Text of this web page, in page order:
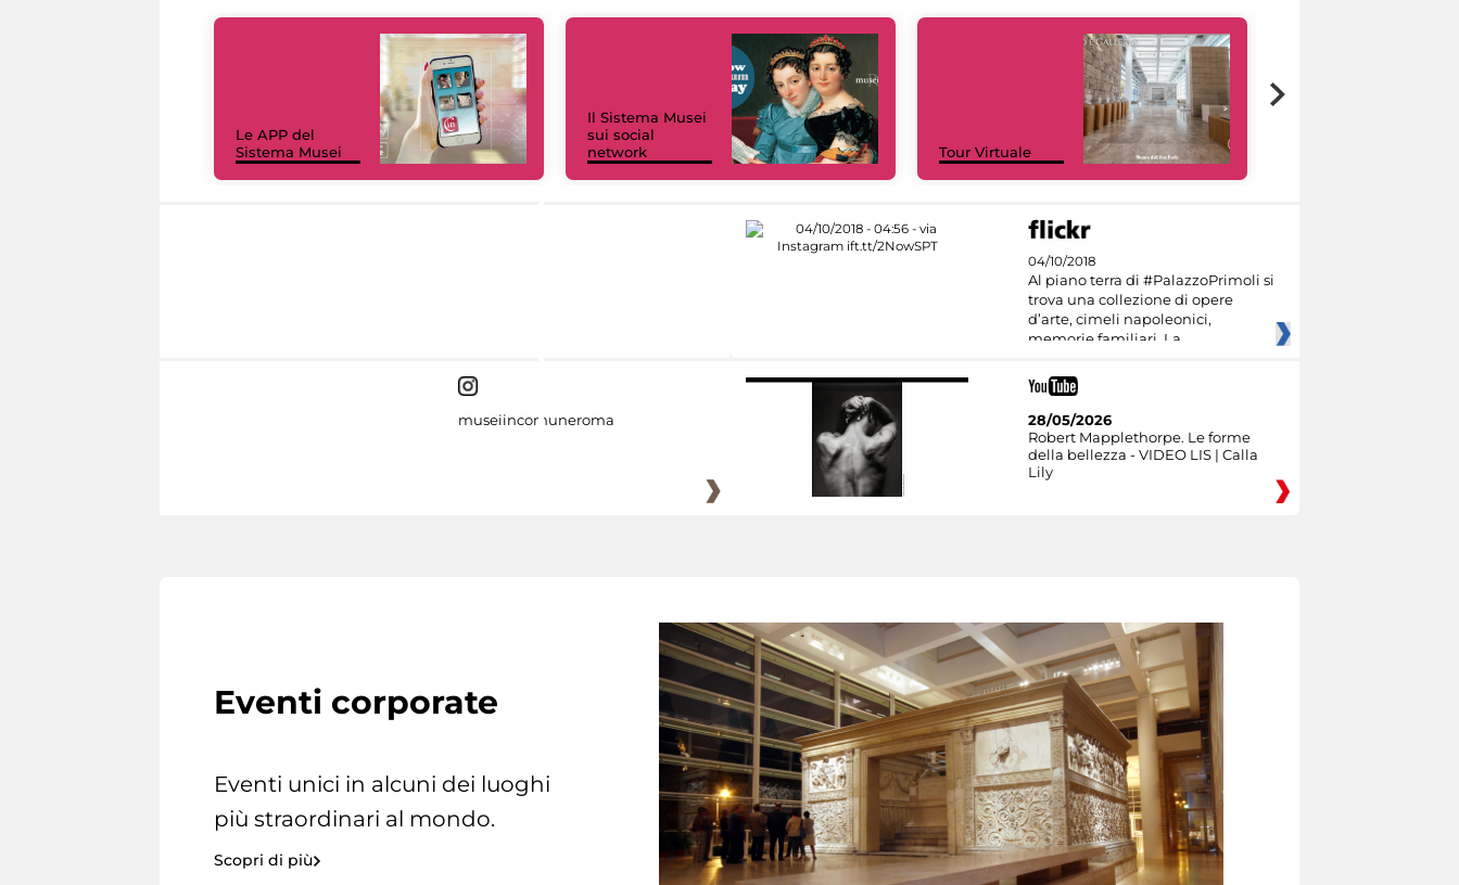
Le APP del
Sistema Musei
Il Sistema Musei
sui social
network
Tour Virtuale
04/10/2018
Al piano terra di #PalazzoPrimoli si
trova una collezione di opere
d’arte, cimeli napoleonici,
memorie familiari. La
museiincomuneroma
28/05/2026
Robert Mapplethorpe. Le forme
della bellezza - VIDEO LIS | Calla
Lily
Eventi corporate
Eventi unici in alcuni dei luoghi
più straordinari al mondo.
Scopri di più